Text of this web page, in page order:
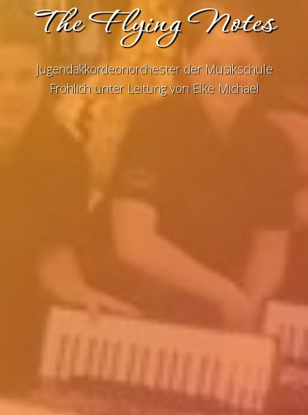
The Flying Notes
Jugendakkordeonorchester der Musikschule
Fröhlich unter Leitung von Elke Michael